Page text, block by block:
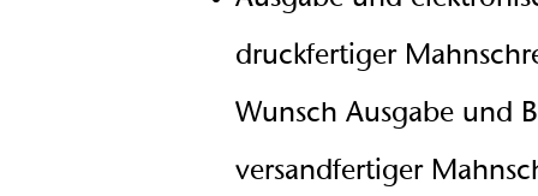
druckfertiger
Wunsch Ausgabe und
versandfertiger